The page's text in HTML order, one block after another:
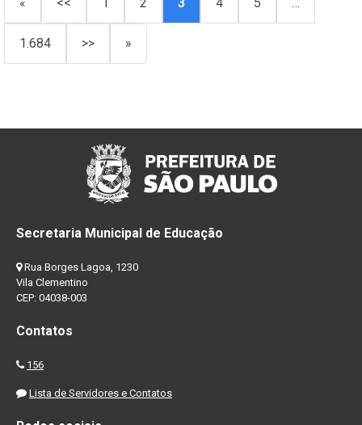
1.684 >> »
Secretaria Municipal de Educação
Rua Borges Lagoa, 1230
Vila Clementino
CEP: 04038-003
Contatos
156
Lista de Servidores e Contatos